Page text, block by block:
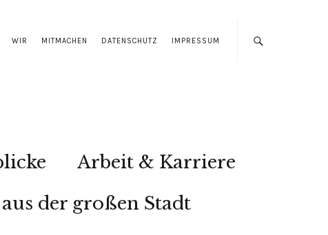
WIR MITMACHEN DATENSCHUTZ IMPRESSUM
Arbeit & Karriere
der großen Stadt